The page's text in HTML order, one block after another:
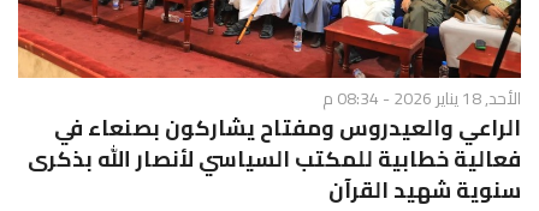
الأحد, 18 يناير 2026 - 08:34 م
الراعي والعيدروس ومفتاح يشاركون بصنعاء في
فعالية خطابية للمكتب السياسي لأنصار الله بذكرى
سنوية شهيد القرآن